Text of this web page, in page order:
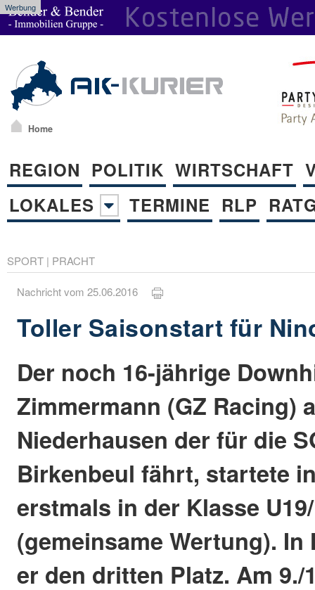
Werbung
Home
REGION POLITIK WIRTSCHAFT
LOKALES
TERMINE RLP
SPORT | PRACHT
Nachricht vom 25.06.2016
Toller Saisonstart für
Der noch 16-jährige
Zimmermann (GZ Racing)
Niederhausen der für die
Birkenbeul fährt, startete
erstmals in der Klasse
(gemeinsame Wertung).
er den dritten Platz. Am